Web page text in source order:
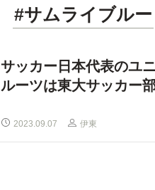
#サムライブルー
サッカー日本代表のユ
ルーツは東大サッカー
2023.09.07 伊東